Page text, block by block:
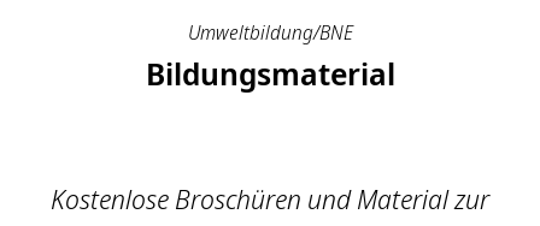
Umweltbildung/BNE
Bildungsmaterial
Kostenlose Broschüren und Material zur